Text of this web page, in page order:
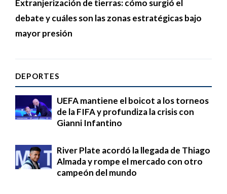
Extranjerización de tierras: cómo surgió el
debate y cuáles son las zonas estratégicas bajo
mayor presión
DEPORTES
UEFA mantiene el boicot a los torneos
de la FIFA y profundiza la crisis con
Gianni Infantino
River Plate acordó la llegada de Thiago
Almada y rompe el mercado con otro
campeón del mundo